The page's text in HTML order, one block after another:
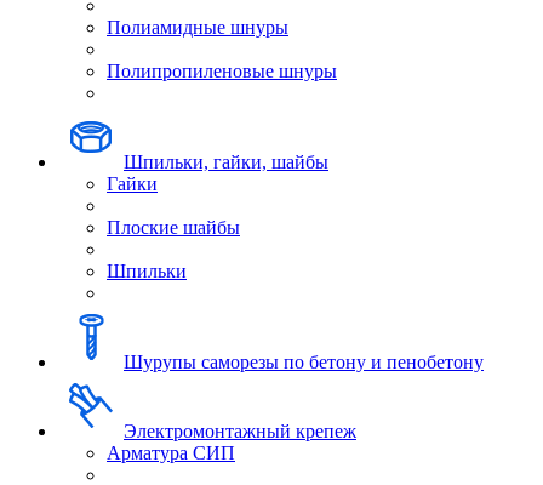
Полиамидные шнуры
Полипропиленовые шнуры
Шпильки, гайки, шайбы
Гайки
Плоские шайбы
Шпильки
Шурупы саморезы по бетону и пенобетону
Электромонтажный крепеж
Арматура СИП